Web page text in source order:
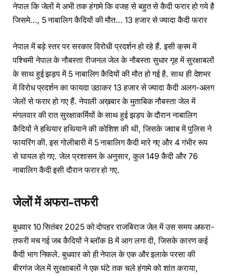
नेपाल कि जेलों मे अभी तक हंगामे कि वजह से बहुत से कैदी फरार हो गये है
जिसमे…, 5 नाबालिग कैदियों की मौत… 13 हजार से ज्यादा कैदी फरार
नेपाल में बड़े स्तर पर सरकार विरोधी प्रदर्शन हो रहे हैं. इसी क्रम में
पश्चिमी नेपाल के नौबस्ता रीजनल जेल के नौबस्ता सुधार गृह में सुरक्षाबलों
के साथ हुई झड़प में 5 नाबालिग कैदियों की मौत हो गई है. साथ ही देशभर
में विरोध प्रदर्शन का फायदा उठाकर 13 हजार से ज्यादा कैदी अलग-अलग
जेलों से फरार हो गए हैं. नेपाली अख़बार के मुताबिक नौबस्ता जेल में
मंगलवार की रात सुरक्षाकर्मियों के साथ हुई झड़प के दौरान नाबालिग
कैदियों ने हथियार हथियाने की कोशिश की थी, जिसके जवाब में पुलिस ने
फायरिंग की. इस गोलीबारी में 5 नाबालिग कैदी मारे गए और 4 गंभीर रूप
से घायल हो गए. जेल प्रशासन के अनुसार, कुल 149 कैदी और 76
नाबालिग कैदी इसी दौरान फरार हो गए.
जेलों में अफरा-तफरी
बुधवार 10 सितंबर 2025 को दोपहर राजबिराज जेल में उस समय अफरा-
तफरी मच गई जब कैदियों ने ब्लॉक B में आग लगा दी, जिसके कारण कई
कैदी भाग निकले. बुधवार को ही नेपाल के एक और इलाके परसा की
बीरगंज जेल में सुरक्षाबलों ने एक घंटे तक चले हंगामे को शांत कराया,